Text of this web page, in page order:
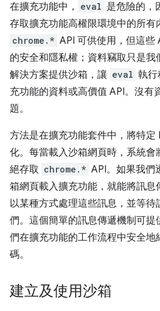
在擴充功能中， eval 是危險的，
存取擴充功能高權限環境中的所有
chrome.* API 可供使用，但這些
的安全和隱私權；資料竊取只是
解決方案提供沙箱，讓 eval 執行
充功能的資料或高價值 API。沒有
題。
方法是在擴充功能套件中，將特定
化。每當載入沙箱網頁時，系統會
絕存取 chrome.* API。如果我們
箱網頁載入擴充功能，就能將訊
以某種方式處理這些訊息，並等
們。這個簡單的訊息傳遞機制可
們在擴充功能的工作流程中安全地
碼。
建立及使用沙箱